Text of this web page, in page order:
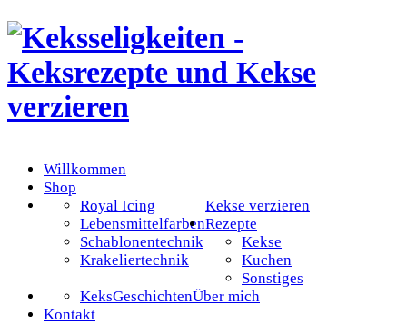
Willkommen
Shop
Kekse verzieren
Royal Icing
Lebensmittelfarben
Schablonentechnik
Krakeliertechnik
Rezepte
Kekse
Kuchen
Sonstiges
Über mich
KeksGeschichten
Kontakt